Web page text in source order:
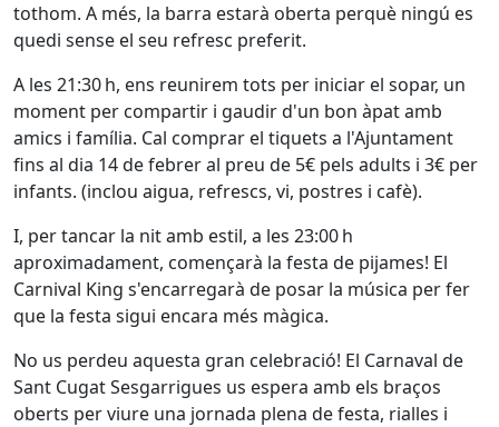
tothom. A més, la barra estarà oberta perquè ningú es
quedi sense el seu refresc preferit.
A les 21:30 h, ens reunirem tots per iniciar el sopar, un
moment per compartir i gaudir d'un bon àpat amb
amics i família. Cal comprar el tiquets a l'Ajuntament
fins al dia 14 de febrer al preu de 5€ pels adults i 3€ per
infants. (inclou aigua, refrescs, vi, postres i cafè).
I, per tancar la nit amb estil, a les 23:00 h
aproximadament, començarà la festa de pijames! El
Carnival King s'encarregarà de posar la música per fer
que la festa sigui encara més màgica.
No us perdeu aquesta gran celebració! El Carnaval de
Sant Cugat Sesgarrigues us espera amb els braços
oberts per viure una jornada plena de festa, rialles i